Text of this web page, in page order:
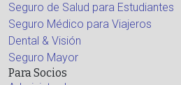
Seguro de Salud para Estudiantes
Seguro Médico para Viajeros
Dental & Visión
Seguro Mayor
Para Socios